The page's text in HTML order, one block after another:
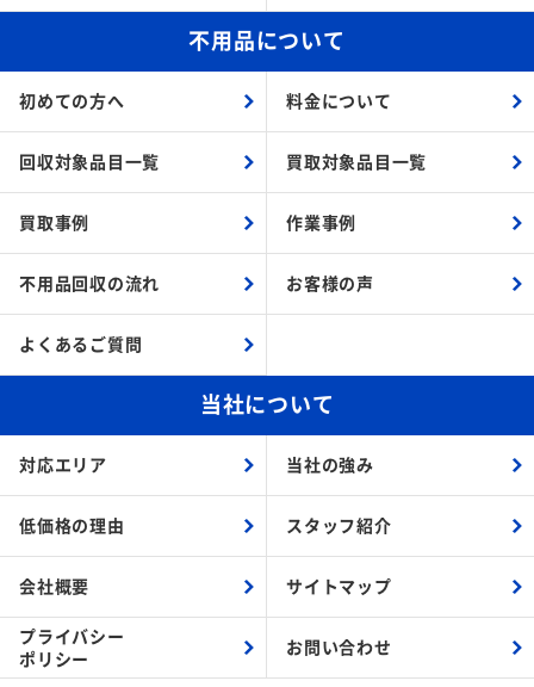
不用品について
初めての方へ 料金について
回収対象品目一覧 買取対象品目一覧
買取事例 作業事例
不用品回収の流れ お客様の声
よくあるご質問
当社について
対応エリア 当社の強み
低価格の理由 スタッフ紹介
会社概要 サイトマップ
プライバシー
ポリシー
お問い合わせ